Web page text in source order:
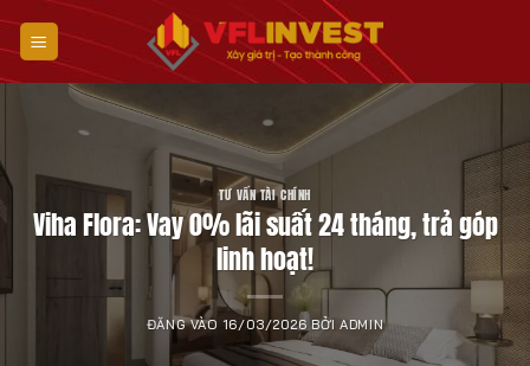
qua
nội
TƯ VẤN TÀI CHÍNH
Viha Flora: Vay 0% lãi suất 24 tháng, trả góp
linh hoạt!
ĐĂNG VÀO 16/03/2026 BỞIADMIN